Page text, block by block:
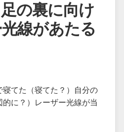
の裏に向け
線があたる
寝てた（寝てた？）自分の
に？）レーザー光線が当